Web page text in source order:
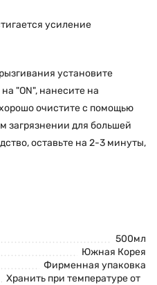
усиление
установите
"ON", нанесите на
очистите с помощью
загрязнении для большей
оставьте на 2-3 минуты,
500мл
Южная Корея
Фирменная упаковка
Хранить при температуре от